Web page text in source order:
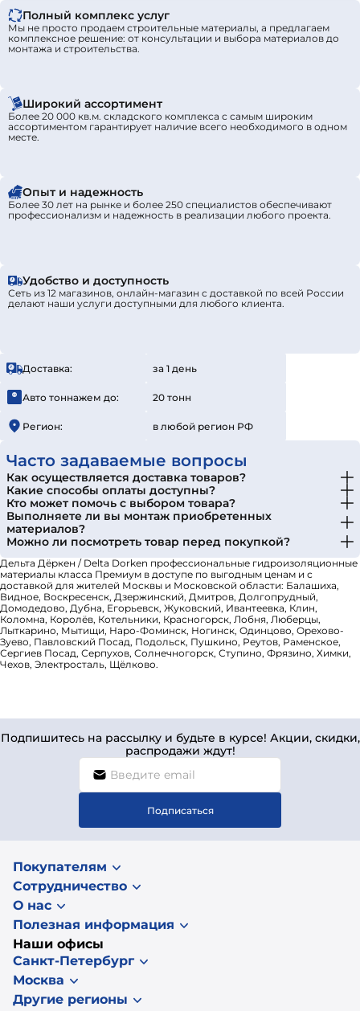
Полный комплекс услуг
Мы не просто продаем строительные материалы, а предлагаем
комплексное решение: от консультации и выбора материалов до
монтажа и строительства.
Широкий ассортимент
Более 20 000 кв.м. складского комплекса с самым широким
ассортиментом гарантирует наличие всего необходимого в одном
месте.
Опыт и надежность
Более 30 лет на рынке и более 250 специалистов обеспечивают
профессионализм и надежность в реализации любого проекта.
Удобство и доступность
Сеть из 12 магазинов, онлайн-магазин с доставкой по всей России
делают наши услуги доступными для любого клиента.
Доставка: за 1 день
Авто тоннажем до: 20 тонн
Регион: в любой регион РФ
Часто задаваемые вопросы
Как осуществляется доставка товаров?
Какие способы оплаты доступны?
Кто может помочь с выбором товара?
Выполняете ли вы монтаж приобретенных
материалов?
Можно ли посмотреть товар перед покупкой?
Дельта Дёркен / Delta Dorken профессиональные гидроизоляционные
материалы класса Премиум в доступе по выгодным ценам и с
доставкой для жителей Москвы и Московской области: Балашиха,
Видное, Воскресенск, Дзержинский, Дмитров, Долгопрудный,
Домодедово, Дубна, Егорьевск, Жуковский, Ивантеевка, Клин,
Коломна, Королёв, Котельники, Красногорск, Лобня, Люберцы,
Лыткарино, Мытищи, Наро-Фоминск, Ногинск, Одинцово, Орехово-
Зуево, Павловский Посад, Подольск, Пушкино, Реутов, Раменское,
Сергиев Посад, Серпухов, Солнечногорск, Ступино, Фрязино, Химки,
Чехов, Электросталь, Щёлково.
Подпишитесь на рассылку и будьте в курсе! Акции, скидки,
распродажи ждут!
Подписаться
Покупателям
Сотрудничество
О нас
Полезная информация
Наши офисы
Санкт-Петербург
Москва
Другие регионы